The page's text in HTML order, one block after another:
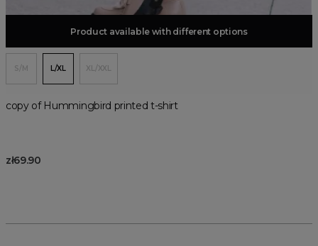
Add to basket
Product available with different options
S/M L/XL XL/XXL
copy of Hummingbird printed t-shirt
zł69.90